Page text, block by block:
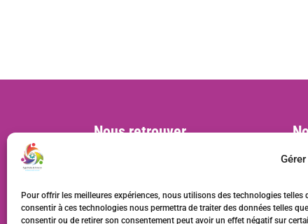
Pour offrir les meilleures expériences, nous utilisons des technologies
consentir à ces technologies nous permettra de traiter des données telles
consentir ou de retirer son consentement peut avoir un effet négatif sur
Nous retrouver
Bureaux :